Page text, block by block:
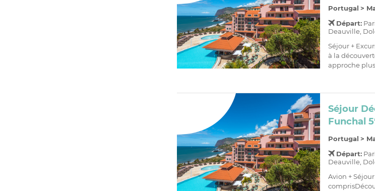
Portugal >
Départ:
Deauville,
Séjour +
à la
approche
Séjour
Funchal
Portugal >
Départ:
Deauville,
Avion +